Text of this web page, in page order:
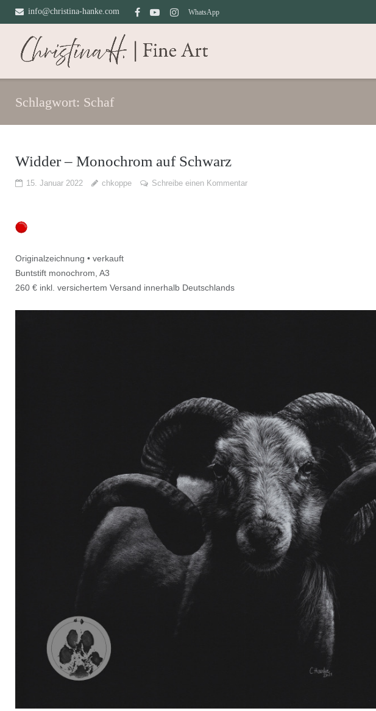
Direkt
info@christina-hanke.com WhatsApp
Schlagwort: Schaf
Widder – Monochrom auf Schwarz
15. Januar 2022 chkoppe Schreibe einen Kommentar
Originalzeichnung • verkauft
Buntstift monochrom, A3
260 € inkl. versichertem Versand innerhalb Deutschlands